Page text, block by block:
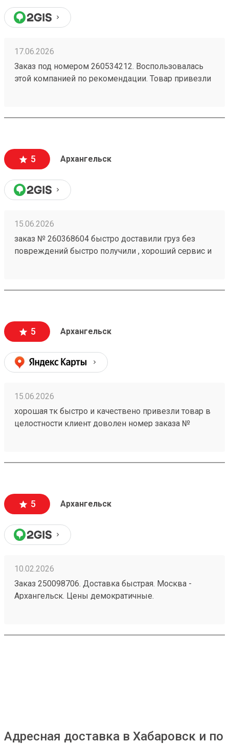
17.06.2026
Заказ под номером 260534212. Воспользовалась
этой компанией по рекомендации. Товар привезли
5 Архангельск
15.06.2026
заказ № 260368604 быстро доставили груз без
повреждений быстро получили , хороший сервис и
5 Архангельск
15.06.2026
хорошая тк быстро и качествено привезли товар в
целостности клиент доволен номер заказа №
5 Архангельск
10.02.2026
Заказ 250098706. Доставка быстрая. Москва -
Архангельск. Цены демократичные.
Адресная доставка в Хабаровск и по